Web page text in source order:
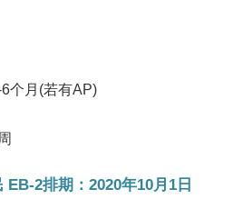
个月(若有AP)
2排期：2020年10月1日